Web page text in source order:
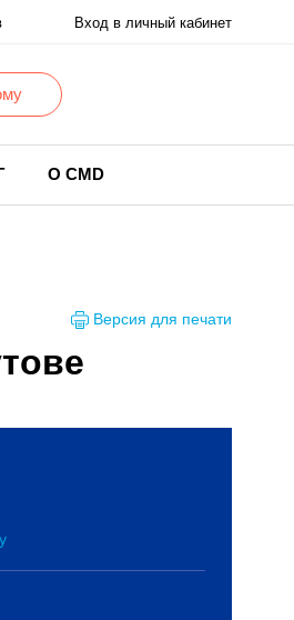
Вход в личный кабинет
О CMD
Версия для печати